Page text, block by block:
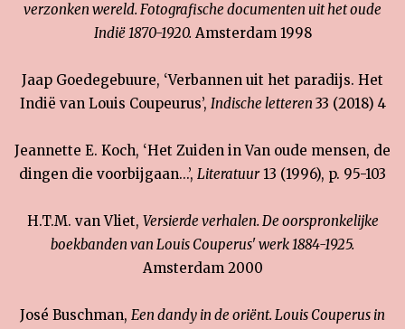
verzonken wereld. Fotografische documenten uit het oude
Indië 1870-1920. Amsterdam 1998
Jaap Goedegebuure, ‘Verbannen uit het paradijs. Het
Indië van Louis Coupeurus’, Indische letteren 33 (2018) 4
Jeannette E. Koch, ‘Het Zuiden in Van oude mensen, de
dingen die voorbijgaan...’, Literatuur13 (1996), p. 95-103
H.T.M. van Vliet, Versierde verhalen. De oorspronkelijke
boekbanden van Louis Couperus' werk 1884-1925.
Amsterdam 2000
José Buschman, Een dandy in de oriënt. Louis Couperus in